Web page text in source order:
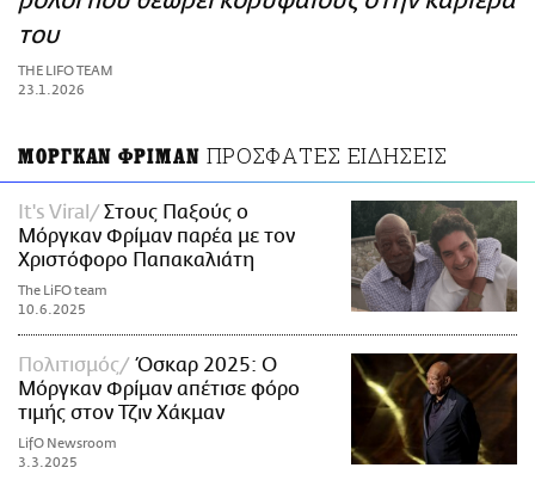
ΑΜΠΑ
PRINT
του
THE LIFO TEAM
23.1.2026
ΜΟΡΓΚΑΝ ΦΡΙΜΑΝ ΠΡΟΣΦΑΤΕΣ ΕΙΔΗΣΕΙΣ
It's Viral
Στους Παξούς ο
Μόργκαν Φρίμαν παρέα με τον
Χριστόφορο Παπακαλιάτη
The LiFO team
10.6.2025
Πολιτισμός
Όσκαρ 2025: Ο
Μόργκαν Φρίμαν απέτισε φόρο
τιμής στον Τζιν Χάκμαν
LifO Newsroom
3.3.2025